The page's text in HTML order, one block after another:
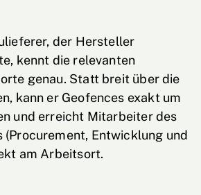
der Hersteller
kennt die relevanten
genau. Statt breit über die
kann er Geofences exakt um
und erreicht Mitarbeiter des
(Procurement, Entwicklung und
am Arbeitsort.